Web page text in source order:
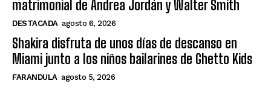
matrimonial de Andrea Jordán y Walter Smith
DESTACADA agosto 6, 2026
Shakira disfruta de unos días de descanso en
Miami junto a los niños bailarines de Ghetto Kids
FARANDULA agosto 5, 2026